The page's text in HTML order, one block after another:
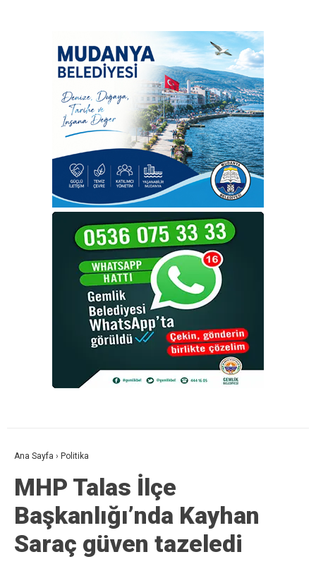
Ana Sayfa › Politika
MHP Talas İlçe
Başkanlığı’nda Kayhan
Saraç güven tazeledi